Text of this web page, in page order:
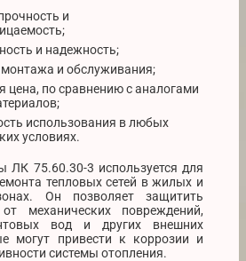
и
и надежность;
и обслуживания;
цена, по сравнению с аналогами
использования в любых
условиях.
ЛК 75.60.30-3 используется для
тепловых сетей в жилых и
Он позволяет защитить
от механических повреждений,
вод и других внешних
могут привести к коррозии и
системы отопления.